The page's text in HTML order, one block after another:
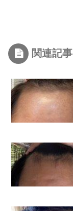
関連記事